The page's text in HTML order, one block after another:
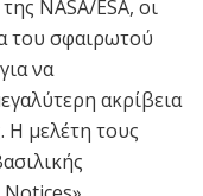
NASA/ESA, οι
του σφαιρωτού
να
ακρίβεια
Η μελέτη τους